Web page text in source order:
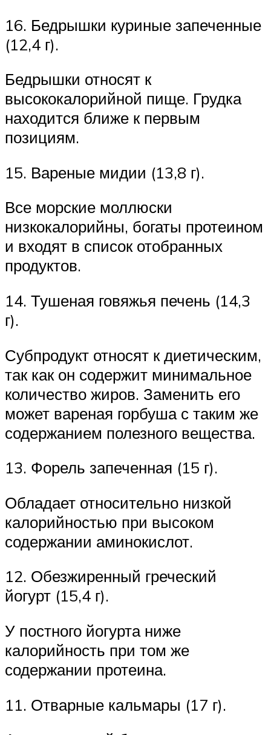
16. Бедрышки куриные запеченные
(12,4 г).
Бедрышки относят к
высококалорийной пище. Грудка
находится ближе к первым
позициям.
15. Вареные мидии (13,8 г).
Все морские моллюски
низкокалорийны, богаты протеином
и входят в список отобранных
продуктов.
14. Тушеная говяжья печень (14,3
г).
Субпродукт относят к диетическим,
так как он содержит минимальное
количество жиров. Заменить его
может вареная горбуша с таким же
содержанием полезного вещества.
13. Форель запеченная (15 г).
Обладает относительно низкой
калорийностью при высоком
содержании аминокислот.
12. Обезжиренный греческий
йогурт (15,4 г).
У постного йогурта ниже
калорийность при том же
содержании протеина.
11. Отварные кальмары (17 г).